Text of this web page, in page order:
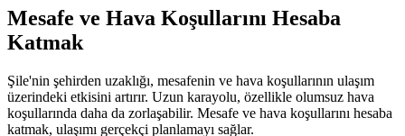
Mesafe ve Hava Koşullarını Hesaba
Katmak
Şile'nin şehirden uzaklığı, mesafenin ve hava koşullarının ulaşım
üzerindeki etkisini artırır. Uzun karayolu, özellikle olumsuz hava
koşullarında daha da zorlaşabilir. Mesafe ve hava koşullarını hesaba
katmak, ulaşımı gerçekçi planlamayı sağlar.